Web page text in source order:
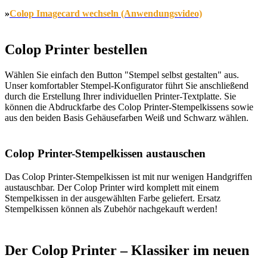
»Colop Imagecard wechseln (Anwendungsvideo)
Colop Printer bestellen
Wählen Sie einfach den Button "Stempel selbst gestalten" aus.
Unser komfortabler Stempel-Konfigurator führt Sie anschließend
durch die Erstellung Ihrer individuellen Printer-Textplatte. Sie
können die Abdruckfarbe des Colop Printer-Stempelkissens sowie
aus den beiden Basis Gehäusefarben Weiß und Schwarz wählen.
Colop Printer-Stempelkissen austauschen
Das Colop Printer-Stempelkissen ist mit nur wenigen Handgriffen
austauschbar. Der Colop Printer wird komplett mit einem
Stempelkissen in der ausgewählten Farbe geliefert. Ersatz
Stempelkissen können als Zubehör nachgekauft werden!
Der Colop Printer – Klassiker im neuen